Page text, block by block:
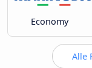
Economy
Alle